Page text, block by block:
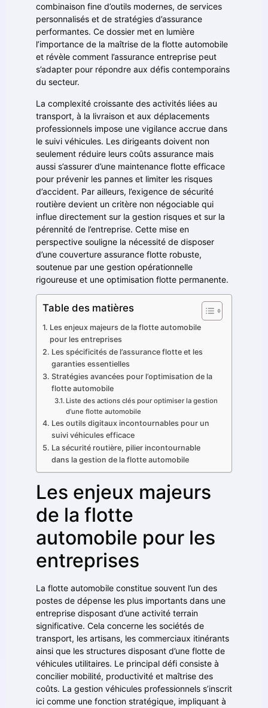
combinaison fine d’outils modernes, de services
personnalisés et de stratégies d’assurance
performantes. Ce dossier met en lumière
l’importance de la maîtrise de la flotte automobile
et révèle comment l’assurance entreprise peut
s’adapter pour répondre aux défis contemporains
du secteur.
La complexité croissante des activités liées au
transport, à la livraison et aux déplacements
professionnels impose une vigilance accrue dans
le suivi véhicules. Les dirigeants doivent non
seulement réduire leurs coûts assurance mais
aussi s’assurer d’une maintenance flotte efficace
pour prévenir les pannes et limiter les risques
d’accident. Par ailleurs, l’exigence de sécurité
routière devient un critère non négociable qui
influe directement sur la gestion risques et sur la
pérennité de l’entreprise. Cette mise en
perspective souligne la nécessité de disposer
d’une couverture assurance flotte robuste,
soutenue par une gestion opérationnelle
rigoureuse et une optimisation flotte permanente.
Table des matières
Les enjeux majeurs de la flotte automobile
pour les entreprises
Les spécificités de l’assurance flotte et les
garanties essentielles
Stratégies avancées pour l’optimisation de la
flotte automobile
Liste des actions clés pour optimiser la gestion
d’une flotte automobile
Les outils digitaux incontournables pour un
suivi véhicules efficace
La sécurité routière, pilier incontournable
dans la gestion de la flotte automobile
Les enjeux majeurs
de la flotte
automobile pour les
entreprises
La flotte automobile constitue souvent l’un des
postes de dépense les plus importants dans une
entreprise disposant d’une activité terrain
significative. Cela concerne les sociétés de
transport, les artisans, les commerciaux itinérants
ainsi que les structures disposant d’une flotte de
véhicules utilitaires. Le principal défi consiste à
concilier mobilité, productivité et maîtrise des
coûts. La gestion véhicules professionnels s’inscrit
ici comme une fonction stratégique, impliquant à